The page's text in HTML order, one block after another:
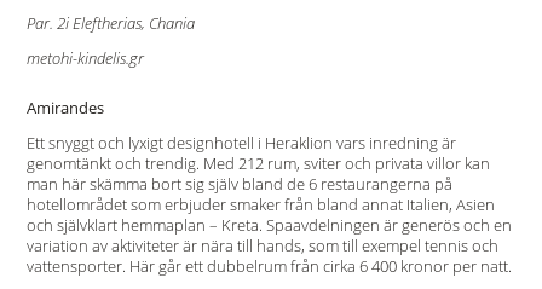
Par. 2i Eleftherias, Chania
metohi-kindelis.gr
Amirandes
Ett snyggt och lyxigt designhotell i Heraklion vars inredning är
genomtänkt och trendig. Med 212 rum, sviter och privata villor kan
man här skämma bort sig själv bland de 6 restaurangerna på
hotellområdet som erbjuder smaker från bland annat Italien, Asien
och självklart hemmaplan – Kreta. Spaavdelningen är generös och en
variation av aktiviteter är nära till hands, som till exempel tennis och
vattensporter. Här går ett dubbelrum från cirka 6 400 kronor per natt.